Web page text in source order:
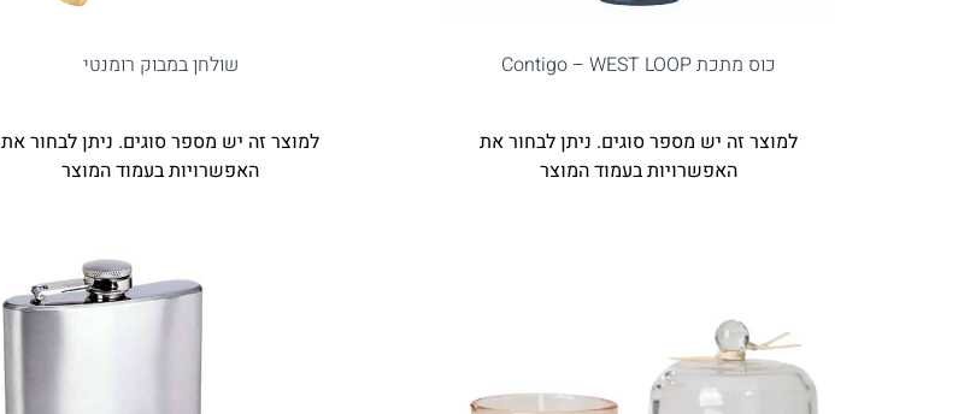
כוס מתכת Contigo – WEST LOOP
למוצר זה יש מספר סוגים. ניתן לבחור את
האפשרויות בעמוד המוצר
שולחן במבוק רומנטי
למוצר זה יש מספר סוגים. ניתן לבחור את
האפשרויות בעמוד המוצר